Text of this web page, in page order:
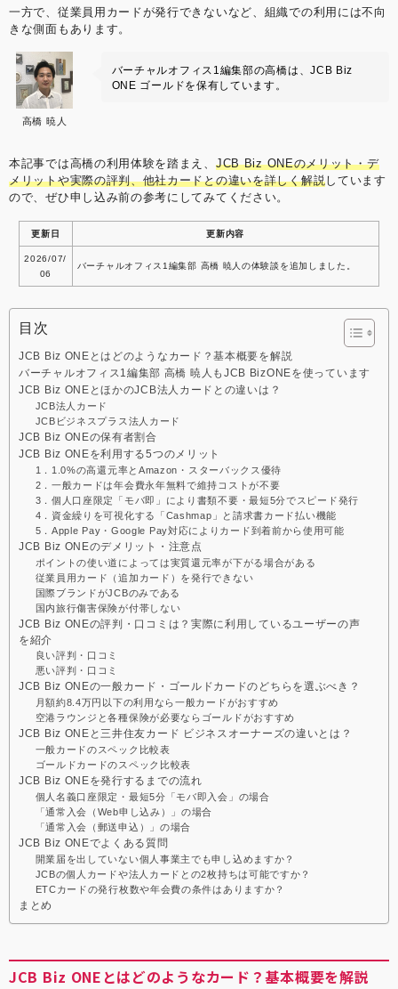
限に提供するシェアオフィス 嫌われるNG行動はこ
れ！覚えておきたいシェアオフィスやコワーキングス
ペースのマナー “バーチャルオフィス” “シェアオフィ
レッジソサエティ久田社長に聞いてみた 複業人事戦略
会議 #2 ～週休4日制正社員！？多様な働き方が生む効
ド調査部 バーチャルオフィス1
一方で、従業員用カードが発行できないなど、組織での利用には不向
きな側面もあります。
高橋 暁人
バーチャルオフィス1編集部の高橋は、JCB Biz
ONE ゴールドを保有しています。
本記事では高橋の利用体験を踏まえ、 JCB Biz ONEのメリット・デ
メリットや実際の評判、他社カードとの違いを詳しく解説しています
ので、ぜひ申し込み前の参考にしてみてください。
更新日 更新内容
2026/07/
06
バーチャルオフィス1編集部 高橋 暁人の体験談を追加しました。
目次
JCB Biz ONEとはどのようなカード？基本概要を解説
バーチャルオフィス1編集部 高橋 暁人もJCB BizONEを使っています
JCB Biz ONEとほかのJCB法人カードとの違いは？
JCB法人カード
JCBビジネスプラス法人カード
JCB Biz ONEの保有者割合
JCB Biz ONEを利用する5つのメリット
1．1.0%の高還元率とAmazon・スターバックス優待
2．一般カードは年会費永年無料で維持コストが不要
3．個人口座限定「モバ即」により書類不要・最短5分でスピード発行
4．資金繰りを可視化する「Cashmap」と請求書カード払い機能
5．Apple Pay・Google Pay対応によりカード到着前から使用可能
JCB Biz ONEのデメリット・注意点
ポイントの使い道によっては実質還元率が下がる場合がある
従業員用カード（追加カード）を発行できない
国際ブランドがJCBのみである
国内旅行傷害保険が付帯しない
JCB Biz ONEの評判・口コミは？実際に利用しているユーザーの声
を紹介
良い評判・口コミ
悪い評判・口コミ
JCB Biz ONEの一般カード・ゴールドカードのどちらを選ぶべき？
月額約8.4万円以下の利用なら一般カードがおすすめ
空港ラウンジと各種保険が必要ならゴールドがおすすめ
JCB Biz ONEと三井住友カード ビジネスオーナーズの違いとは？
一般カードのスペック比較表
ゴールドカードのスペック比較表
JCB Biz ONEを発行するまでの流れ
個人名義口座限定・最短5分「モバ即入会」の場合
「通常入会（Web申し込み）」の場合
「通常入会（郵送申込）」の場合
JCB Biz ONEでよくある質問
開業届を出していない個人事業主でも申し込めますか？
JCBの個人カードや法人カードとの2枚持ちは可能ですか？
ETCカードの発行枚数や年会費の条件はありますか？
まとめ
JCB Biz ONEとはどのようなカード？基本概要を解説